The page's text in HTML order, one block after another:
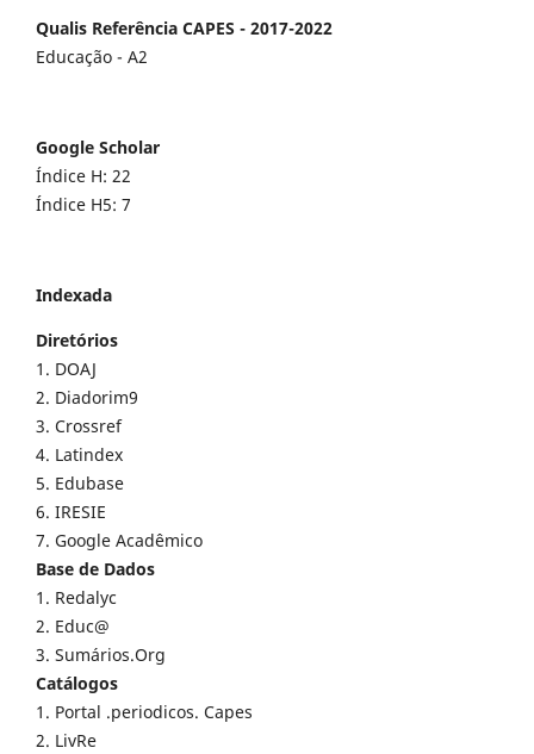
Qualis Referência CAPES - 2017-2022
Educação - A2
Google Scholar
Índice H: 22
Índice H5: 7
Indexada
Diretórios
1. DOAJ
2. Diadorim9
3. Crossref
4. Latindex
5. Edubase
6. IRESIE
7. Google Acadêmico
Base de Dados
1. Redalyc
2. Educ@
3. Sumários.Org
Catálogos
1. Portal .periodicos. Capes
2. LivRe